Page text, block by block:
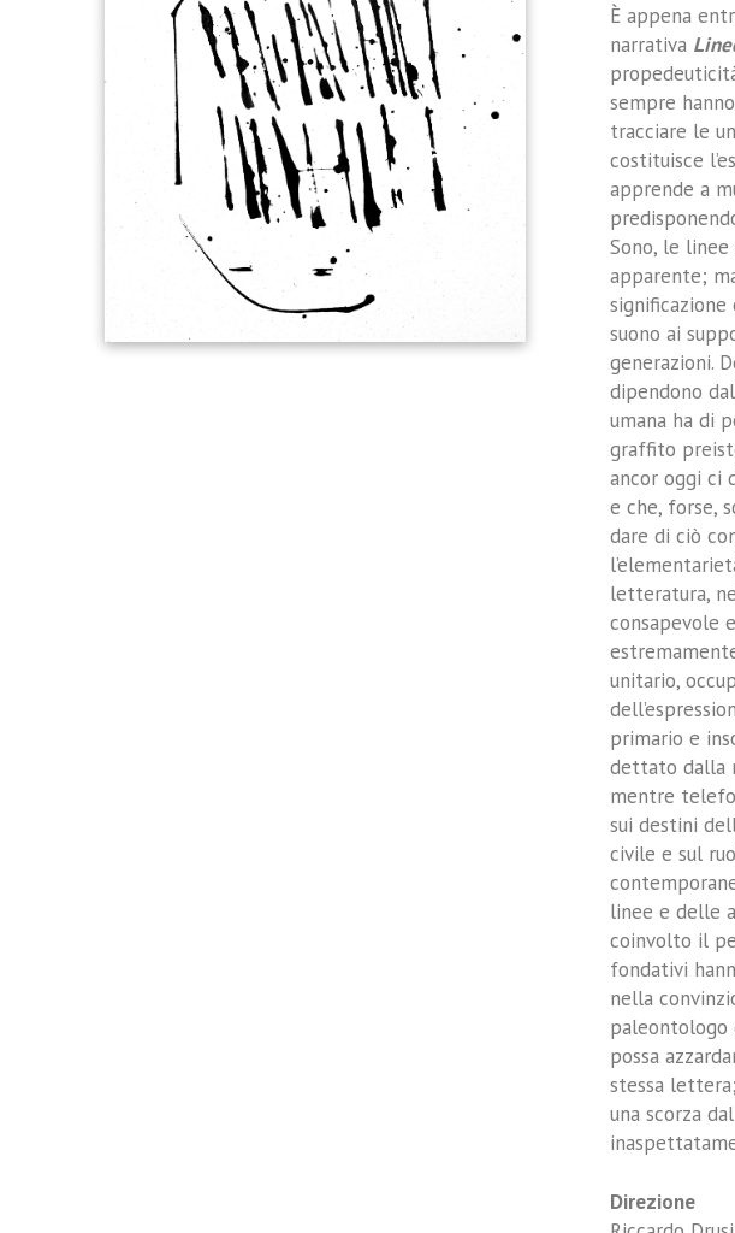
È appena
narrativa
sempre
tracciare le
costituisce
apprende a
Sono, le
apparente;
suono ai
generazioni.
dipendono
umana ha di
graffito
ancor oggi ci
e che, forse,
dare di ciò
letteratura,
consapevole
unitario,
primario e
dettato dalla
mentre
sui destini
civile e sul
linee e delle
coinvolto il
fondativi
nella
paleontologo
possa
stessa
una scorza
Direzione